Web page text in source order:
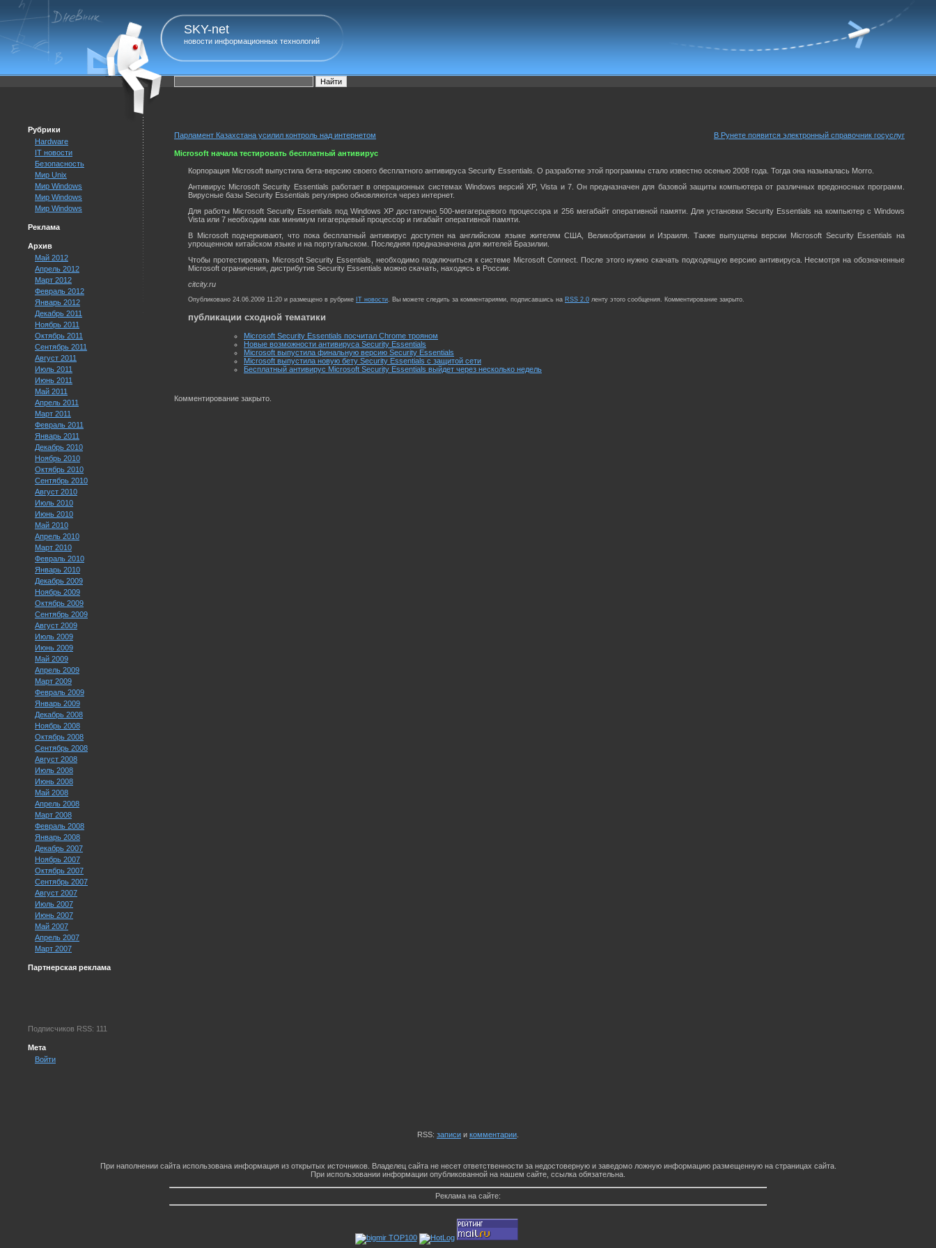
SKY-net
новости информационных технологий
Рубрики
Hardware
IT новости
Безопасность
Мир Unix
Мир Windows
Мир Windows
Мир Windows
Реклама
Архив
Май 2012
Апрель 2012
Март 2012
Февраль 2012
Январь 2012
Декабрь 2011
Ноябрь 2011
Октябрь 2011
Сентябрь 2011
Август 2011
Июль 2011
Июнь 2011
Май 2011
Апрель 2011
Март 2011
Февраль 2011
Январь 2011
Декабрь 2010
Ноябрь 2010
Октябрь 2010
Сентябрь 2010
Август 2010
Июль 2010
Июнь 2010
Май 2010
Апрель 2010
Март 2010
Февраль 2010
Январь 2010
Декабрь 2009
Ноябрь 2009
Октябрь 2009
Сентябрь 2009
Август 2009
Июль 2009
Июнь 2009
Май 2009
Апрель 2009
Март 2009
Февраль 2009
Январь 2009
Декабрь 2008
Ноябрь 2008
Октябрь 2008
Сентябрь 2008
Август 2008
Июль 2008
Июнь 2008
Май 2008
Апрель 2008
Март 2008
Февраль 2008
Январь 2008
Декабрь 2007
Ноябрь 2007
Октябрь 2007
Сентябрь 2007
Август 2007
Июль 2007
Июнь 2007
Май 2007
Апрель 2007
Март 2007
Партнерская реклама
Подписчиков RSS: 111
Мета
Войти
Парламент Казахстана усилил контроль над интернетом В Рунете появится электронный справочник госуслуг
Microsoft начала тестировать бесплатный антивирус
Корпорация Microsoft выпустила бета-версию своего бесплатного антивируса Security Essentials. О разработке этой программы стало известно осенью 2008 года. Тогда она называлась Morro.
Антивирус Microsoft Security Essentials работает в операционных системах Windows версий XP, Vista и 7. Он предназначен для базовой защиты компьютера от различных вредоносных программ.
Вирусные базы Security Essentials регулярно обновляются через интернет.
Для работы Microsoft Security Essentials под Windows XP достаточно 500-мегагерцевого процессора и 256 мегабайт оперативной памяти. Для установки Security Essentials на компьютер с Windows
Vista или 7 необходим как минимум гигагерцевый процессор и гигабайт оперативной памяти.
В Microsoft подчеркивают, что пока бесплатный антивирус доступен на английском языке жителям США, Великобритании и Израиля. Также выпущены версии Microsoft Security Essentials на
упрощенном китайском языке и на португальском. Последняя предназначена для жителей Бразилии.
Чтобы протестировать Microsoft Security Essentials, необходимо подключиться к системе Microsoft Connect. После этого нужно скачать подходящую версию антивируса. Несмотря на обозначенные
Microsoft ограничения, дистрибутив Security Essentials можно скачать, находясь в России.
citcity.ru
Опубликовано 24.06.2009 11:20 и размещено в рубрике IT новости. Вы можете следить за комментариями, подписавшись на RSS 2.0 ленту этого сообщения. Комментирование закрыто.
публикации сходной тематики
Microsoft Security Essentials посчитал Chrome трояном
Новые возможности антивируса Security Essentials
Microsoft выпустила финальную версию Security Essentials
Microsoft выпустила новую бету Security Essentials с защитой сети
Бесплатный антивирус Microsoft Security Essentials выйдет через несколько недель
Комментирование закрыто.
RSS: записи и комментарии
При наполнении сайта использована информация из открытых источников. Владелец сайта не несет ответственности за недостоверную и заведомо ложную информацию размещенную на страницах сайта.
При использовании информации опубликованной на нашем сайте, ссылка обязательна.
Реклама на сайте: